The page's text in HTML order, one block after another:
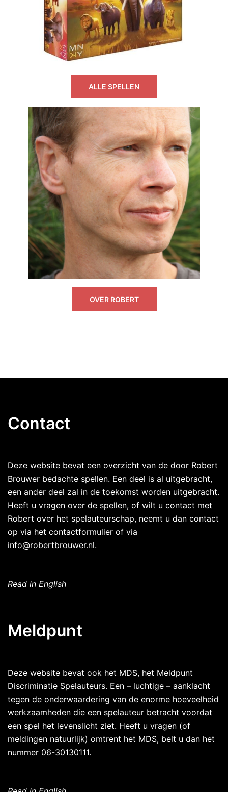
ALLE SPELLEN
OVER ROBERT
Contact
Deze website bevat een overzicht van de door Robert
Brouwer bedachte spellen. Een deel is al uitgebracht,
een ander deel zal in de toekomst worden uitgebracht.
Heeft u vragen over de spellen, of wilt u contact met
Robert over het spelauteurschap, neemt u dan contact
op via het contactformulier of via
info@robertbrouwer.nl.
Read in English
Meldpunt
Deze website bevat ook het MDS, het Meldpunt
Discriminatie Spelauteurs. Een – luchtige – aanklacht
tegen de onderwaardering van de enorme hoeveelheid
werkzaamheden die een spelauteur betracht voordat
een spel het levenslicht ziet. Heeft u vragen (of
meldingen natuurlijk) omtrent het MDS, belt u dan het
nummer 06-30130111.